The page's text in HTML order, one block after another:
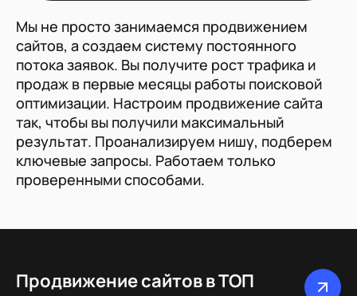
Мы не просто занимаемся продвижением
сайтов, а создаем систему постоянного
потока заявок. Вы получите рост трафика и
продаж в первые месяцы работы поисковой
оптимизации. Настроим продвижение сайта
так, чтобы вы получили максимальный
результат. Проанализируем нишу, подберем
ключевые запросы. Работаем только
проверенными способами.
Продвижение сайтов в ТОП